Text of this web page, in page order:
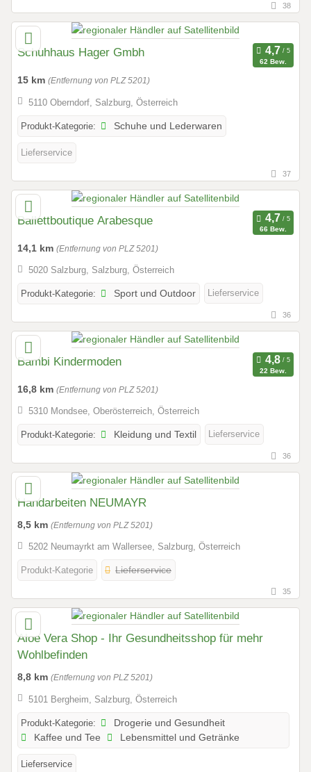
38
Schuhhaus Hager Gmbh
62 Bew.
15 km (Entfernung von PLZ 5201)
5110 Oberndorf, Salzburg, Österreich
Produkt-Kategorie: Schuhe und Lederwaren
Lieferservice
37
Ballettboutique Arabesque
66 Bew.
14,1 km (Entfernung von PLZ 5201)
5020 Salzburg, Salzburg, Österreich
Produkt-Kategorie: Sport und Outdoor Lieferservice
36
Bambi Kindermoden
22 Bew.
16,8 km (Entfernung von PLZ 5201)
5310 Mondsee, Oberösterreich, Österreich
Produkt-Kategorie: Kleidung und Textil Lieferservice
36
Handarbeiten NEUMAYR
8,5 km (Entfernung von PLZ 5201)
5202 Neumayrkt am Wallersee, Salzburg, Österreich
Produkt-Kategorie Lieferservice
35
Aloe Vera Shop - Ihr Gesundheitsshop für mehr
Wohlbefinden
8,8 km (Entfernung von PLZ 5201)
5101 Bergheim, Salzburg, Österreich
Produkt-Kategorie:
Drogerie und Gesundheit
Kaffee und Tee
Lebensmittel und Getränke
Lieferservice